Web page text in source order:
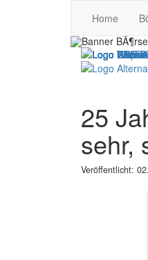
Home
25
sehr,
Veröffentlicht: